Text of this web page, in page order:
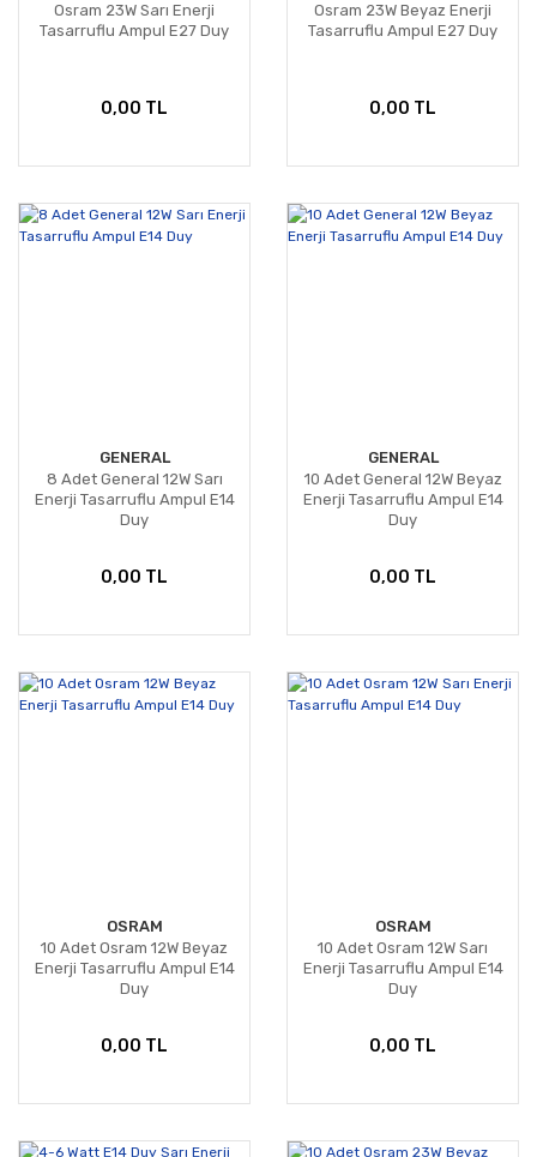
Osram 23W Sarı Enerji
Tasarruflu Ampul E27 Duy
0,00 TL
Osram 23W Beyaz Enerji
Tasarruflu Ampul E27 Duy
0,00 TL
GENERAL
8 Adet General 12W Sarı
Enerji Tasarruflu Ampul E14
Duy
0,00 TL
GENERAL
10 Adet General 12W Beyaz
Enerji Tasarruflu Ampul E14
Duy
0,00 TL
OSRAM
10 Adet Osram 12W Beyaz
Enerji Tasarruflu Ampul E14
Duy
0,00 TL
OSRAM
10 Adet Osram 12W Sarı
Enerji Tasarruflu Ampul E14
Duy
0,00 TL